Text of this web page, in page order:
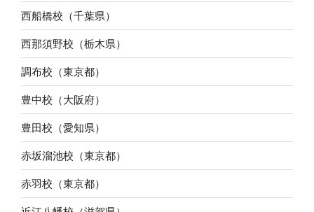
西船橋校（千葉県）
西那須野校（栃木県）
調布校（東京都）
豊中校（大阪府）
豊田校（愛知県）
赤坂溜池校（東京都）
赤羽校（東京都）